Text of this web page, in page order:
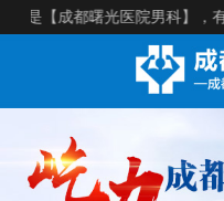
【成都曙光医院男科】，有疑